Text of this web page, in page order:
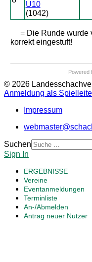
U10
(1042)
= Die Runde wurde
korrekt eingestuft!
Powered
© 2026
Anmeldung als
Impressum
Suchen
Sign In
ERGEBNISSE
Vereine
Eventanmeldungen
Terminliste
An-/Abmelden
Antrag neuer Nutzer